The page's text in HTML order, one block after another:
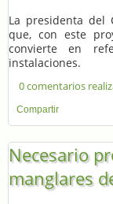
La presidenta del
que, con este
convierte en
instalaciones.
0 comentarios
Compartir
Necesario
manglares